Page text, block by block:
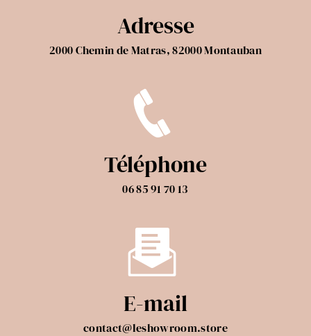
Adresse
2000 Chemin de Matras, 82000 Montauban
Téléphone
06 85 91 70 13
E-mail
contact@leshowroom.store